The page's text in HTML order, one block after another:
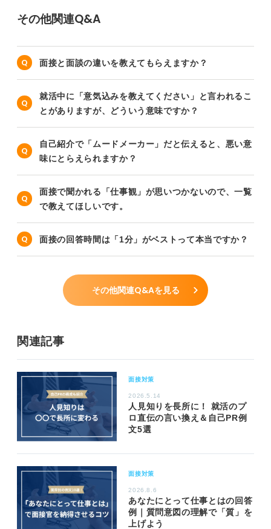
その他関連Q&A
面接と面談の違いを教えてもらえますか？
就活中に「意気込みを教えてください」と言われるこ
とがありますが、どういう意味ですか？
自己紹介で「ムードメーカー」だと伝えると、悪い意
味にとらえられますか？
面接で聞かれる「仕事観」が思いつかないので、一覧
で教えてほしいです。
面接の回答時間は「1分」がベストって本当ですか？
その他関連Q&Aを見る
関連記事
面接対策
2026.5.14
人見知りを長所に！ 就活のプ
ロ直伝の言い換え＆自己PR例
文5選
面接対策
2026.8.6
あなたにとって仕事とはの回答
例｜質問意図の理解で「質」を
上げよう